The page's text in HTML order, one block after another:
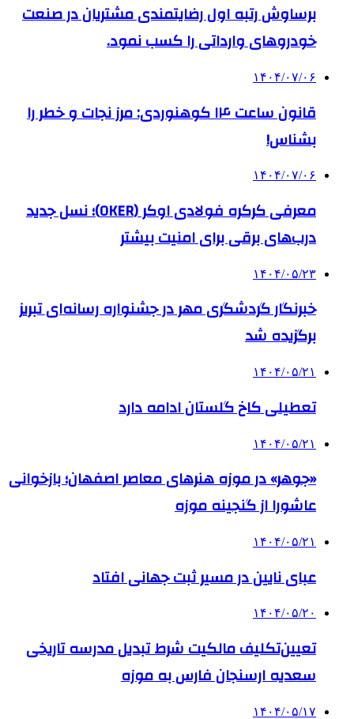
برساوش رتبه اول رضایتمندی مشتریان در صنعت
خودروهای وارداتی را کسب نمود.
۱۴۰۴/۰۷/۰۶
قانون ساعت ۱۴ کوهنوردی: مرز نجات و خطر را
بشناس!
۱۴۰۴/۰۷/۰۶
معرفی کرکره فولادی اوکر (OKER)؛ نسل جدید
درب‌های برقی برای امنیت بیشتر
۱۴۰۴/۰۵/۲۳
خبرنگار گردشگری مهر در جشنواره رسانه‌ای تبریز
برگزیده شد
۱۴۰۴/۰۵/۲۱
تعطیلی کاخ گلستان ادامه دارد
۱۴۰۴/۰۵/۲۱
«جوهر» در موزه هنرهای معاصر اصفهان؛ بازخوانی
عاشورا از گنجینه موزه
۱۴۰۴/۰۵/۲۱
عبای نایین در مسیر ثبت جهانی افتاد
۱۴۰۴/۰۵/۲۰
تعیین‌تکلیف مالکیت شرط تبدیل مدرسه تاریخی
سعدیه ارسنجان فارس به موزه
۱۴۰۴/۰۵/۱۷